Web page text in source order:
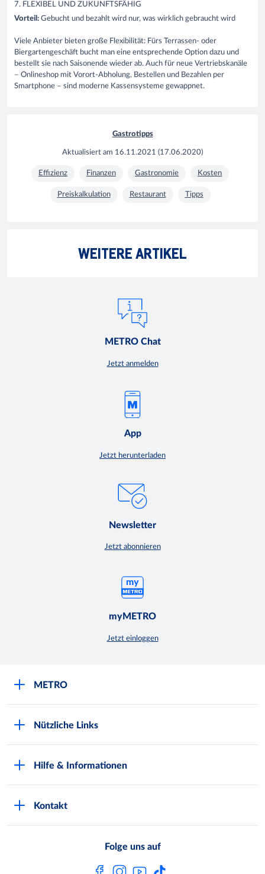
7. FLEXIBEL UND ZUKUNFTSFÄHIG
Vorteil: Gebucht und bezahlt wird nur, was wirklich gebraucht wird
Viele Anbieter bieten große Flexibilität: Fürs Terrassen- oder
Biergartengeschäft bucht man eine entsprechende Option dazu und
bestellt sie nach Saisonende wieder ab. Auch für neue Vertriebskanäle
– Onlineshop mit Vorort-Abholung, Bestellen und Bezahlen per
Smartphone – sind moderne Kassensysteme gewappnet.
Gastrotipps
Aktualisiert am 16.11.2021 (17.06.2020)
Effizienz Finanzen Gastronomie Kosten
Preiskalkulation Restaurant Tipps
WEITERE ARTIKEL
METRO Chat
Jetzt anmelden
App
Jetzt herunterladen
Newsletter
Jetzt abonnieren
myMETRO
Jetzt einloggen
METRO
Presse
Nützliche Links
Hilfe & Informationen
Kontakt
Folge uns auf